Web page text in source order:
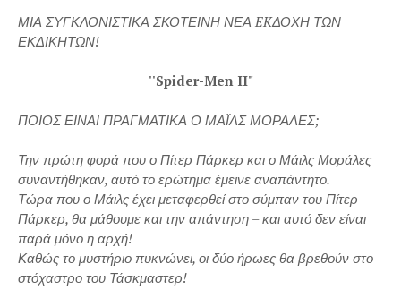
ΜΙΑ ΣΥΓΚΛΟΝΙΣΤΙΚΑ ΣΚΟΤΕΙΝΗ ΝΕΑ EKΔΟΧΗ ΤΩΝ
ΕΚΔΙΚΗΤΩΝ!
''Spider-Men II"
ΠΟΙΟΣ ΕΙΝΑΙ ΠΡΑΓΜΑΤΙΚΑ Ο ΜΑΪΛΣ ΜΟΡΑΛΕΣ;
Την πρώτη φορά που ο Πίτερ Πάρκερ και ο Μάιλς Μοράλες
συναντήθηκαν, αυτό το ερώτημα έμεινε αναπάντητο.
Τώρα που ο Μάιλς έχει μεταφερθεί στο σύμπαν του Πίτερ
Πάρκερ, θα μάθουμε και την απάντηση – και αυτό δεν είναι
παρά μόνο η αρχή!
Καθώς το μυστήριο πυκνώνει, οι δύο ήρωες θα βρεθούν στο
στόχαστρο του Τάσκμαστερ!